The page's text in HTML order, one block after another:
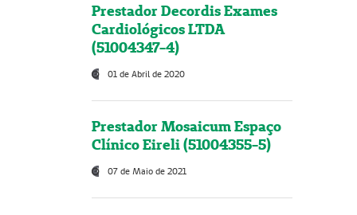
Prestador Decordis Exames
Cardiológicos LTDA
(51004347-4)
01 de Abril de 2020
Prestador Mosaicum Espaço
Clínico Eireli (51004355-5)
07 de Maio de 2021